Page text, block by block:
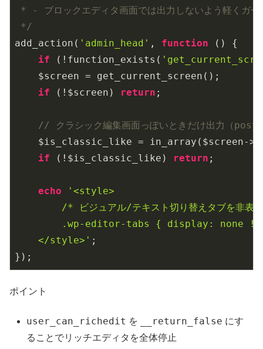
* - ブロックエディタ画面では出力しないよう軽くガー
*/
add_action( 'admin_head' , function ()
{
if (!function_exists(
    $screen = get_current_screen();
if (!$screen) return ;
// クラシック編集画面っぽいときだけ出力（
$is_classic_like = in_array($screen-
if (!$is_classic_like) return ;
echo
'<style>
/* ビジュアル/テキスト切り替えタブを非表
.wp-editor-tabs { display: none
    </style>'
;
});
ポイント
user_can_richedit を __return_false にす
ることでリッチエディタを全体停止